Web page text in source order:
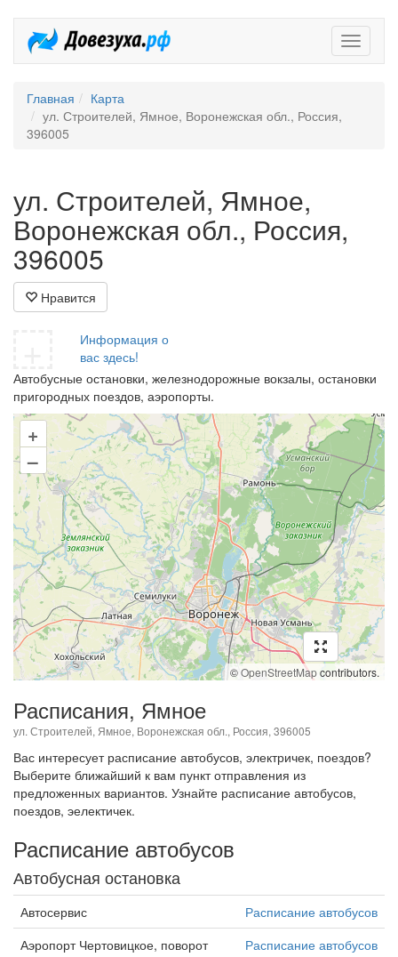
Главная
Карта
ул. Строителей, Ямное, Воронежская обл., Россия,
396005
ул. Строителей, Ямное,
Воронежская обл., Россия,
396005
Нравится
Информация о
вас здесь!
Автобусные остановки, железнодорожные вокзалы, остановки
пригородных поездов, аэропорты.
+
–
©OpenStreetMapcontributors.
Расписания, Ямное
ул. Строителей, Ямное, Воронежская обл., Россия, 396005
Вас интересует расписание автобусов, электричек, поездов?
Выберите ближайший к вам пункт отправления из
предложенных вариантов. Узнайте расписание автобусов,
поездов, эелектичек.
Расписание автобусов
Автобусная остановка
Автосервис
Расписание автобусов
Аэропорт Чертовицкое, поворот
Расписание автобусов